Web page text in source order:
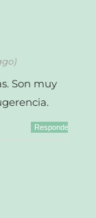
Son muy
Responder